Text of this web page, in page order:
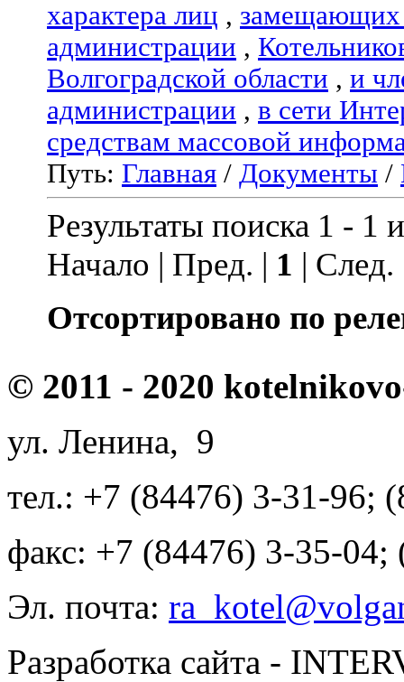
характера лиц , замещающих
администрации ,
Волгоградской области , и
администрации , в сети
средствам массовой
Путь: Главная / Документы /
Результаты поиска 1 - 1
Начало | Пред. | 1 |
Отсортировано по
© 2011 - 2020
ул. Ленина, 9
тел.: +7 (84476) 3-31-96;
факс: +7 (84476) 3-35-04;
Эл. почта:
Разработка сайта -